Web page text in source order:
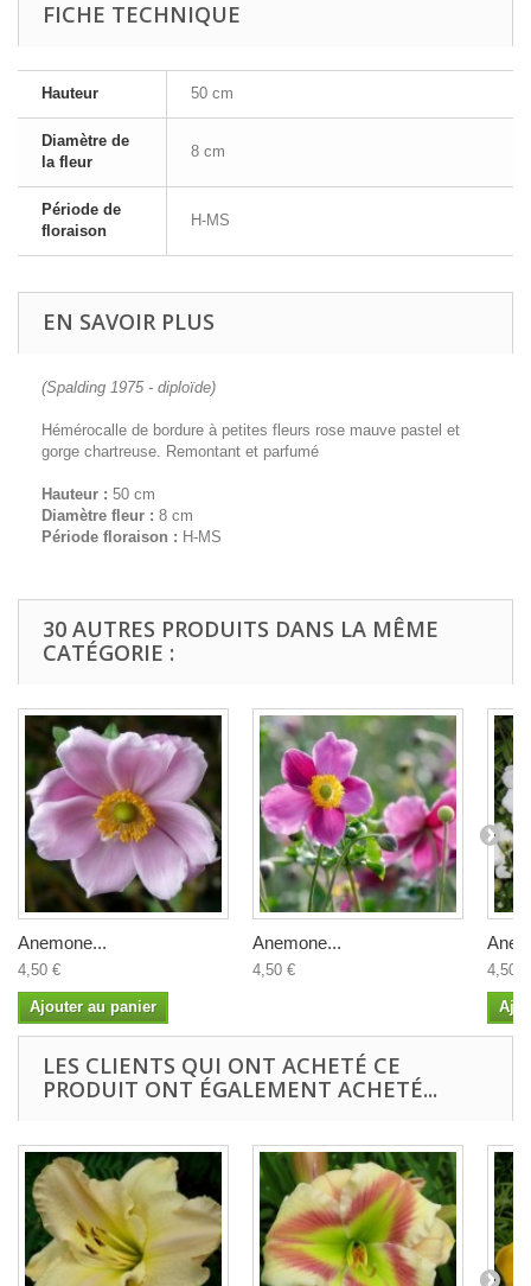
FICHE TECHNIQUE
Hauteur 50 cm
Diamètre de
la fleur
8 cm
Période de
floraison
H-MS
EN SAVOIR PLUS
(Spalding 1975 - diploïde)
Hémérocalle de bordure à petites fleurs rose mauve pastel et
gorge chartreuse. Remontant et parfumé
Hauteur : 50 cm
Diamètre fleur : 8 cm
Période floraison : H-MS
30 AUTRES PRODUITS DANS LA MÊME
CATÉGORIE :
Anemone...
4,50 €
Ajouter au panier
Anemone...
4,50 € 4,50 €
LES CLIENTS QUI ONT ACHETÉ CE
PRODUIT ONT ÉGALEMENT ACHETÉ...